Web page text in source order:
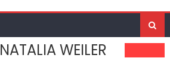
NATALIA WEILER